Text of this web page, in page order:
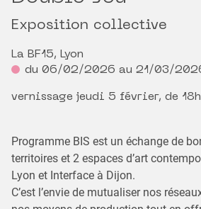
Exposition collective
La BF15, Lyon
du 06/02/2026 au 21/03/
vernissage jeudi 5 février, de 18h
Programme BIS est un échange de
territoires et 2 espaces d’art
Lyon et Interface à Dijon.
C’est l’envie de mutualiser nos